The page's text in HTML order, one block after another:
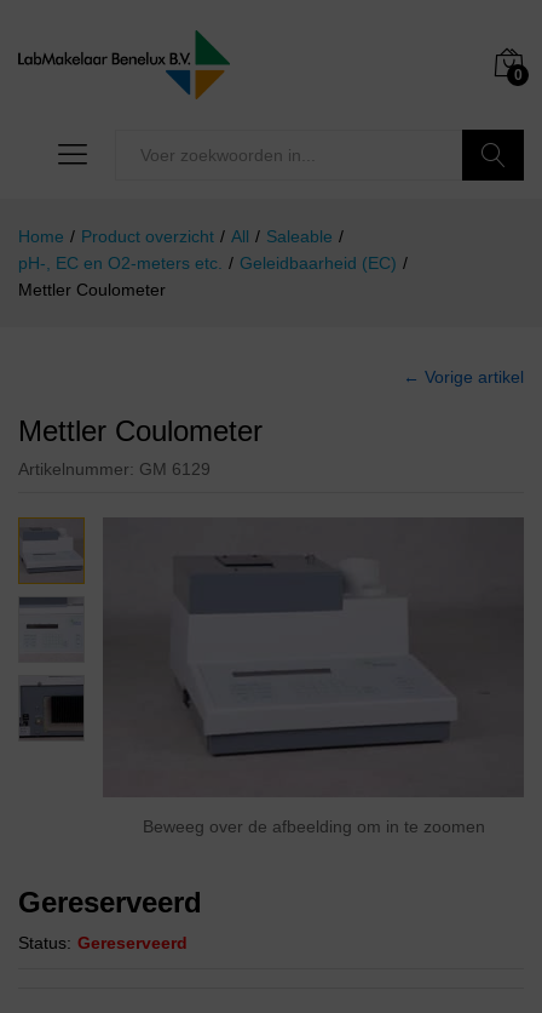
0
Home / Product overzicht / All / Saleable /
pH-, EC en O2-meters etc. / Geleidbaarheid (EC) /
Mettler Coulometer
← Vorige artikel
Mettler Coulometer
Artikelnummer: GM 6129
Beweeg over de afbeelding om in te zoomen
Gereserveerd
Status: Gereserveerd